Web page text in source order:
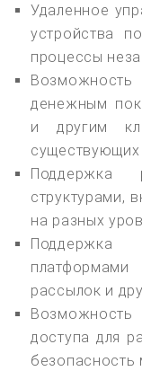
Удаленное
устройства
процессы
Возможность
денежным
и другим
существующих
Поддержка
структурами,
на разных
Поддержка
платформами
рассылок и
Возможность
доступа для
безопасность